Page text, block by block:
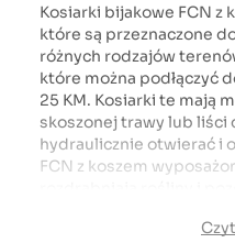
Kosiarki bijakowe FCN z
które są przeznaczone
różnych rodzajów
które można podłączyć
25 KM. Kosiarki te mają
skoszonej trawy lub liści
hydraulicznie otwierać i
FCN z koszem
charakteryzują się